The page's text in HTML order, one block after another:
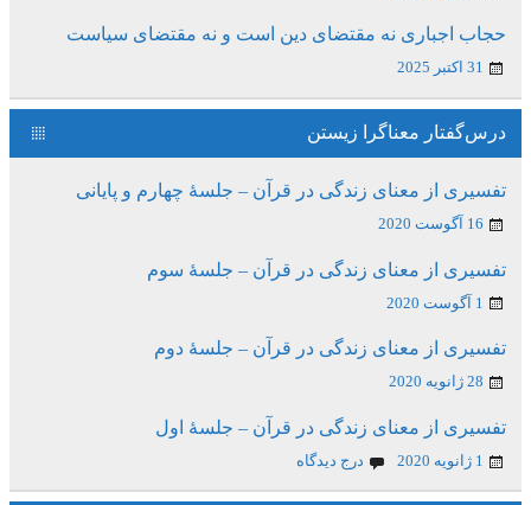
حجاب اجباری نه مقتضای دین است و نه مقتضای سیاست
31 اکتبر 2025
درس‌گفتار معناگرا زیستن
تفسیری از معنای زندگی در قرآن – جلسۀ چهارم و پایانی
16 آگوست 2020
تفسیری از معنای زندگی در قرآن – جلسۀ سوم
1 آگوست 2020
تفسیری از معنای زندگی در قرآن – جلسۀ دوم
28 ژانویه 2020
تفسیری از معنای زندگی در قرآن – جلسۀ اول
1 ژانویه 2020 درج دیدگاه